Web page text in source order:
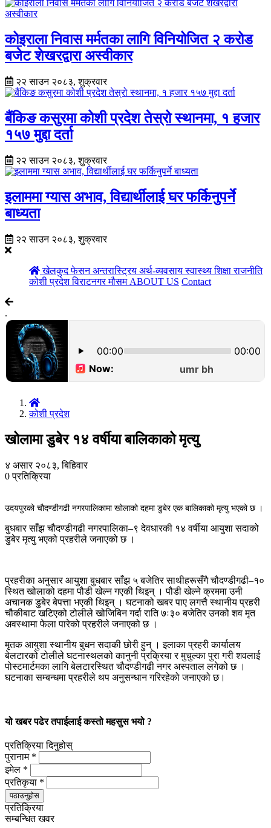
कोइराला निवास मर्मतका लागि विनियोजित २ करोड
बजेट शेखरद्वारा अस्वीकार
२२ साउन २०८३, शुक्रवार
बैंकिङ कसुरमा कोशी प्रदेश तेस्रो स्थानमा, १ हजार
१५७ मुद्दा दर्ता
२२ साउन २०८३, शुक्रवार
इलाममा ग्यास अभाव, विद्यार्थीलाई घर फर्किनुपर्ने
बाध्यता
२२ साउन २०८३, शुक्रवार
खेलकुदफेसनअन्तरास्ट्रिय अर्थ-व्यवसायस्वास्थ्यशिक्षाराजनीति
कोशी प्रदेशविराटनगरमौसम ABOUT US Contact
.
कोशी प्रदेश
खोलामा डुबेर १४ वर्षीया बालिकाको मृत्यु
४ असार २०८३, बिहिवार
0प्रतिक्रिया
उदयपुरको चौदण्डीगढी नगरपालिकामा खोलाको दहमा डुबेर एक बालिकाको मृत्यु भएको छ ।
बुधबार साँझ चौदण्डीगढी नगरपालिका–९ देवधारकी १४ वर्षीया आयुशा सदाको
डुबेर मृत्यु भएको प्रहरीले जनाएको छ ।
प्रहरीका अनुसार आयुशा बुधबार साँझ ५ बजेतिर साथीहरूसँगै चौदण्डीगढी–१०
स्थित खोलाको दहमा पौडी खेल्न गएकी थिइन् । पौडी खेल्ने क्रममा उनी
अचानक डुबेर बेपत्ता भएकी थिइन् । घटनाको खबर पाए लगत्तै स्थानीय प्रहरी
चौकीबाट खटिएको टोलीले खोजिबिन गर्दा राति ७ः३० बजेतिर उनको शव मृत
अवस्थामा फेला पारेको प्रहरीले जनाएको छ ।
मृतक आयुशा स्थानीय बुधन सदाकी छोरी हुन् । इलाका प्रहरी कार्यालय
बेलटारको टोलीले घटनास्थलको कानुनी प्रक्रिया र मुचुल्का पुरा गरी शवलाई
पोस्टमार्टमका लागि बेलटारस्थित चौदण्डीगढी नगर अस्पताल लगेको छ ।
घटनाका सम्बन्धमा प्रहरीले थप अनुसन्धान गरिरहेको जनाएको छ।
यो खबर पढेर तपाईलाई कस्तो महसुस भयो ?
प्रतिक्रिया दिनुहोस्
पुरानाम *
इमेल *
प्रतिकृया *
पठाउनुहोस
प्रतिक्रिया
सम्बन्धित खवर